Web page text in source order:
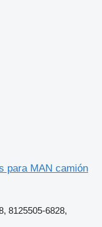
para MAN camión
8125505-6828,